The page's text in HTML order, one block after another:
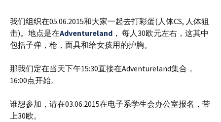
我们组织在05.06.2015和大家一起去打彩蛋(人体CS, 人体狙
击)。地点是在Adventureland ， 每人30欧元左右，这其中
包括子弹，枪，面具和给女孩用的护胸。
那我们定在当天下午15:30直接在Adventureland集合，
16:00点开始。
谁想参加，请在03.06.2015在电子系学生会办公室报名，带
上30欧。